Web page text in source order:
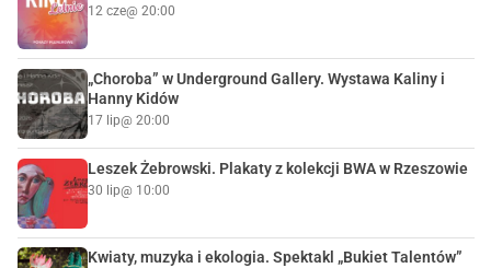
12 cze@ 20:00
„Choroba” w Underground Gallery. Wystawa Kaliny i
Hanny Kidów
17 lip@ 20:00
Leszek Żebrowski. Plakaty z kolekcji BWA w Rzeszowie
30 lip@ 10:00
Kwiaty, muzyka i ekologia. Spektakl „Bukiet Talentów”